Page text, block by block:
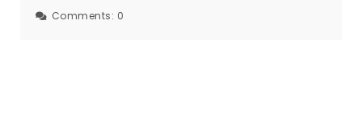
Comments: 0